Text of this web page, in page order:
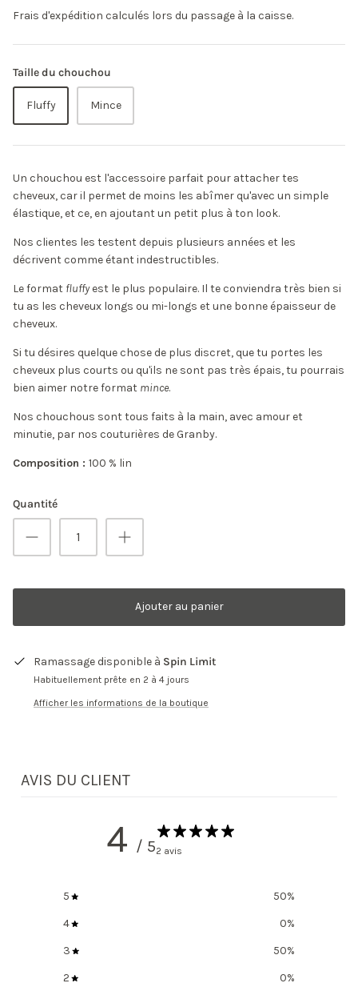
Frais d'expédition calculés lors du passage à la caisse.
Taille du chouchou
Fluffy Mince
Un chouchou est l'accessoire parfait pour attacher tes
cheveux, car il permet de moins les abîmer qu'avec un simple
élastique, et ce, en ajoutant un petit plus à ton look.
Nos clientes les testent depuis plusieurs années et les
décrivent comme étant indestructibles.
Le format fluffyest le plus populaire. Il te conviendra très bien si
tu as les cheveux longs ou mi-longs et une bonne épaisseur de
cheveux.
Si tu désires quelque chose de plus discret, que tu portes les
cheveux plus courts ou qu'ils ne sont pas très épais, tu pourrais
bien aimer notre format mince.
Nos chouchous sont tous faits à la main, avec amour et
minutie, par nos couturières de Granby.
Composition : 100 % lin
Quantité
Ajouter au panier
Ramassage disponible à Spin Limit
Habituellement prête en 2 à 4 jours
Afficher les informations de la boutique
AVIS DU CLIENT
4 / 52 avis
5 50%
4
0%
3
50%
2
0%